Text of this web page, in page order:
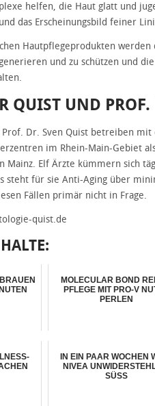
helfen, die Haut glatt und
das Erscheinungsbild feiner
Hautpflegeprodukten
und zu schützen und
QUIST UND
Dr. Sven Quist betreiben
im Rhein-Main-Gebiet
Mainz. Elf Ärzte kümmern sich
steht für sie Anti-Aging über
Fällen primär nicht in Frage.
quist.de
MOLECULAR BOND
PFLEGE MIT PRO-V
PERLEN
IN EIN PAAR WOCHEN
NIVEA
SÜSS